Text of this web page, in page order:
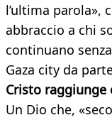
l’ultima parola»,
abbraccio a chi
continuano
Gaza city da
Cristo
Un Dio che,